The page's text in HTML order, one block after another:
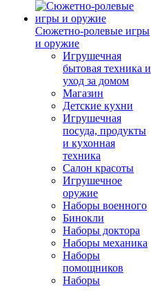
Сюжетно-ролевые игры
и оружие
Игрушечная
бытовая техника и
уход за домом
Магазин
Детские кухни
Игрушечная
посуда, продукты
и кухонная
техника
Салон красоты
Игрушечное
оружие
Наборы военного
Бинокли
Наборы доктора
Наборы механика
Наборы
помощников
Наборы